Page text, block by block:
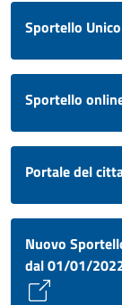
Sportello
Sportello
Portale del
Nuovo
dal 01/01/